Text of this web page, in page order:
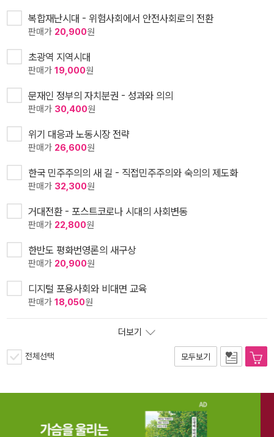
복합재난시대 - 위험사회에서 안전사회로의 전환
판매가 20,900원
초광역 지역시대
판매가 19,000원
문재인 정부의 자치분권 - 성과와 의의
판매가 30,400원
위기 대응과 노동시장 전략
판매가 26,600원
한국 민주주의의 새 길 - 직접민주주의와 숙의의 제도화
판매가 32,300원
거대전환 - 포스트코로나 시대의 사회변동
판매가 22,800원
한반도 평화번영론의 새구상
판매가 20,900원
디지털 포용사회와 비대면 교육
판매가 18,050원
더보기
전체선택 모두보기